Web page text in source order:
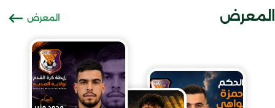
المعرض المعرض